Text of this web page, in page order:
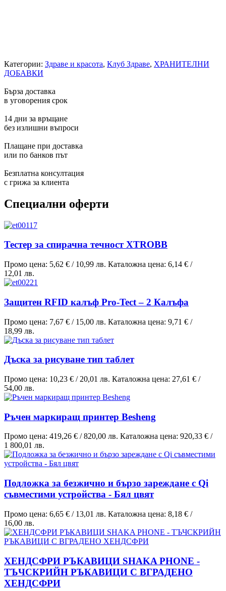
Категории: Здраве и красота, Клуб Здраве, ХРАНИТЕЛНИ
ДОБАВКИ
Бърза доставка
в уговорения срок
14 дни за връщане
без излишни въпроси
Плащане при доставка
или по банков път
Безплатна консултация
с грижа за клиента
Специални оферти
Тестер за спирачна течност XTROBB
Промо цена: 5,62 € / 10,99 лв. Каталожна цена: 6,14 € /
12,01 лв.
Защитен RFID калъф Pro-Tect – 2 Калъфа
Промо цена: 7,67 € / 15,00 лв. Каталожна цена: 9,71 € /
18,99 лв.
Дъска за рисуване тип таблет
Промо цена: 10,23 € / 20,01 лв. Каталожна цена: 27,61 € /
54,00 лв.
Ръчен маркиращ принтер Besheng
Промо цена: 419,26 € /820,00 лв. Каталожна цена: 920,33 € /
1 800,01 лв.
Подложка за безжично и бързо зареждане с Qi
съвместими устройства - Бял цвят
Промо цена: 6,65 € / 13,01 лв. Каталожна цена: 8,18 € /
16,00 лв.
ХЕНДСФРИ РЪКАВИЦИ SHAKA PHONE -
ТЪЧСКРИЙН РЪКАВИЦИ С ВГРАДЕНО
ХЕНДСФРИ